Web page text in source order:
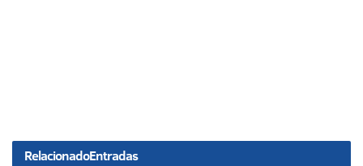
RelacionadoEntradas